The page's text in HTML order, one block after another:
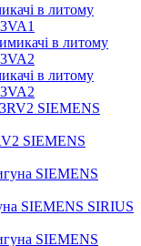
в литому
в литому
SIEMENS
SIEMENS SIRIUS